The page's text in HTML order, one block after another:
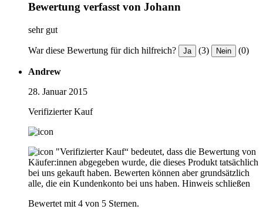
Bewertung verfasst von Johann
sehr gut
War diese Bewertung für dich hilfreich? Ja (3) Nein (0)
Andrew
28. Januar 2015
Verifizierter Kauf
"Verifizierter Kauf“ bedeutet, dass die Bewertung von
Käufer:innen abgegeben wurde, die dieses Produkt tatsächlich
bei uns gekauft haben. Bewerten können aber grundsätzlich
alle, die ein Kundenkonto bei uns haben. Hinweis schließen
Bewertet mit 4 von 5 Sternen.